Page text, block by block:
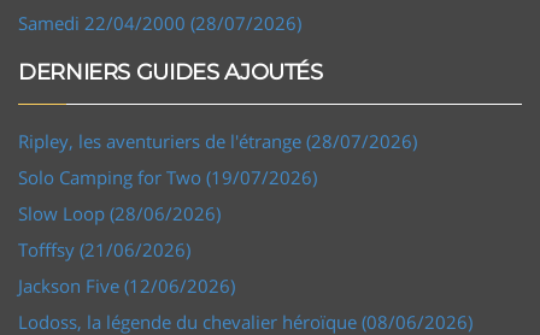
Samedi 22/04/2000 (28/07/2026)
DERNIERS GUIDES AJOUTÉS
Ripley, les aventuriers de l'étrange (28/07/2026)
Solo Camping for Two (19/07/2026)
Slow Loop (28/06/2026)
Tofffsy (21/06/2026)
Jackson Five (12/06/2026)
Lodoss, la légende du chevalier héroïque (08/06/2026)